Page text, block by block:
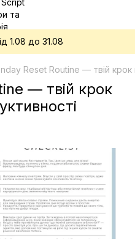
1.08 до 31.08
Reset Routine — твій
— твій крок